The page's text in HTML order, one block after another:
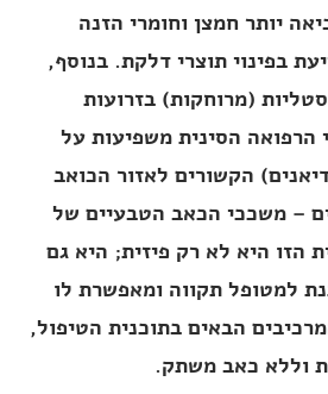
יותר חמצן וחומרי הזנה
בפינוי תוצרי דלקת. בנוסף,
(מרוחקות) בזרועות
הרפואה הסינית משפיעות על
הקשורים לאזור הכואב
– משככי הכאב הטבעיים של
הזו היא לא רק פיזית; היא גם
למטופל תקווה ומאפשרת לו
הבאים בתוכנית הטיפול,
וללא כאב משתק.